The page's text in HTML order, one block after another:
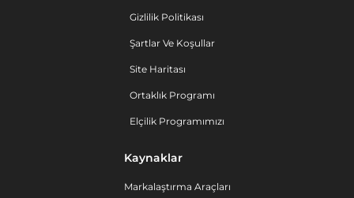
Gizlilik Politikası
Şartlar Ve Koşullar
Site Haritası
Ortaklık Programı
Elçilik Programımızı
Kaynaklar
Markalaştırma Araçları